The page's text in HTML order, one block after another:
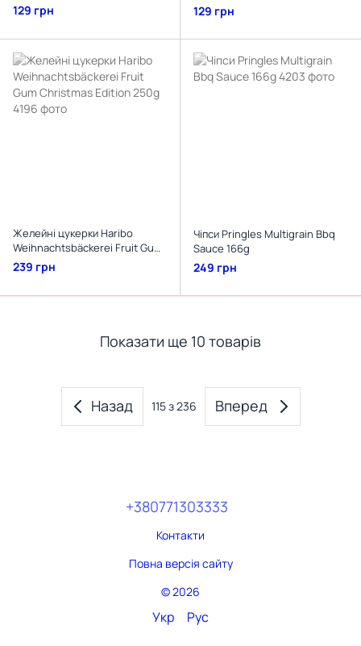
129 грн 129 грн
Желейні цукерки Haribo
Weihnachtsbäckerei Fruit Gum
Christmas Edition 250g
239 грн
Чіпси Pringles Multigrain Bbq
Sauce 166g
249 грн
Показати ще 10 товарів
Назад 115з 236 Вперед
+380771303333
Контакти
Повна версія сайту
© 2026
Укр Рус